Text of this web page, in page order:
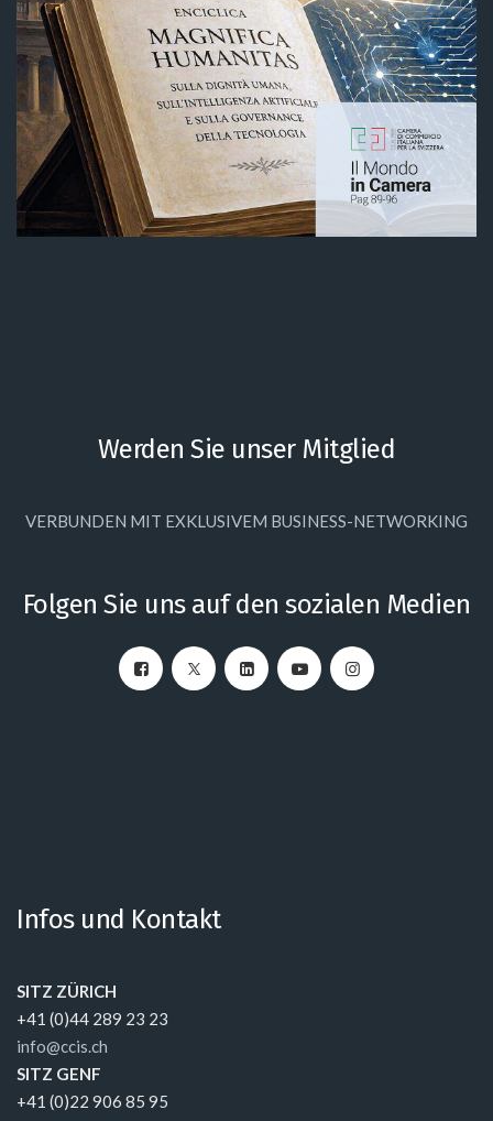
Werden Sie unser Mitglied
VERBUNDEN MIT EXKLUSIVEM BUSINESS-NETWORKING
Folgen Sie uns auf den sozialen Medien
Infos und Kontakt
SITZ ZÜRICH
+41 (0)44 289 23 23
info@ccis.ch
SITZ GENF
+41 (0)22 906 85 95